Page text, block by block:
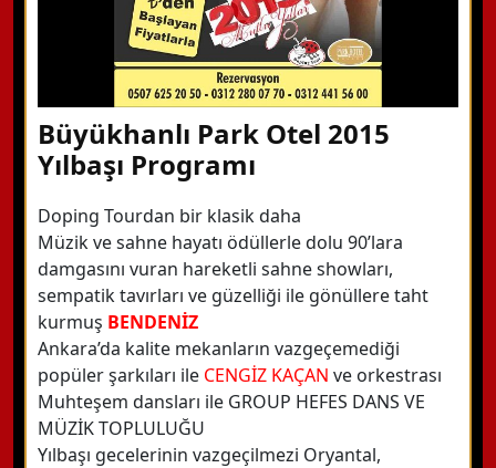
Büyükhanlı Park Otel 2015
Yılbaşı Programı
Doping Tourdan bir klasik daha
Müzik ve sahne hayatı ödüllerle dolu 90’lara
damgasını vuran hareketli sahne showları,
sempatik tavırları ve güzelliği ile gönüllere taht
kurmuş BENDENİZ
Ankara’da kalite mekanların vazgeçemediği
popüler şarkıları ile CENGİZ KAÇAN ve orkestrası
Muhteşem dansları ile GROUP HEFES DANS VE
MÜZİK TOPLULUĞU
Yılbaşı gecelerinin vazgeçilmezi Oryantal,